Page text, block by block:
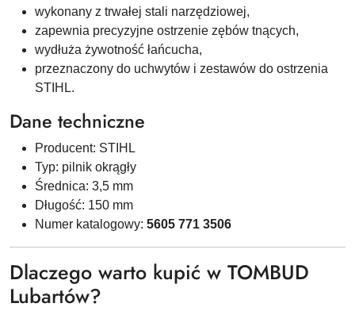
wykonany z trwałej stali narzędziowej,
zapewnia precyzyjne ostrzenie zębów tnących,
wydłuża żywotność łańcucha,
przeznaczony do uchwytów i zestawów do ostrzenia
STIHL.
Dane techniczne
Producent: STIHL
Typ: pilnik okrągły
Średnica: 3,5 mm
Długość: 150 mm
Numer katalogowy: 5605 771 3506
Dlaczego warto kupić w TOMBUD
Lubartów?